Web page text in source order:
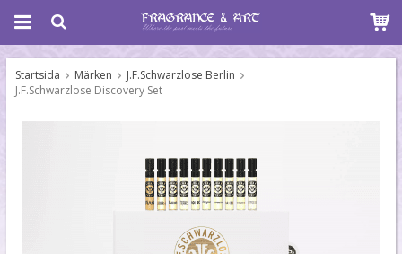
Startsida Märken
J.F.Schwarzlose Berlin
J.F.Schwarzlose Discovery Set